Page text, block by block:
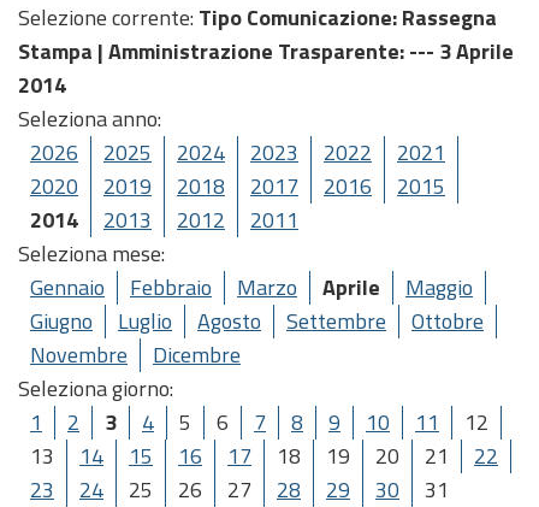
Selezione corrente: Tipo Comunicazione: Rassegna
Stampa |Amministrazione Trasparente: --- 3 Aprile
2014
Seleziona anno:
2026
2025 2024 2023 2022
2021
2020
2019 2018 2017 2016
2015
2014
2013 2012
2011
Seleziona mese:
Gennaio
Febbraio Marzo Aprile
Maggio
Giugno
Luglio Agosto Settembre
Ottobre
Novembre
Dicembre
Seleziona giorno:
1
2 3 4 5 6 7 8 9 10 11
12
13
14 15 16 17 18 19 20 21
22
23
24 25 26 27 28 29 30 31